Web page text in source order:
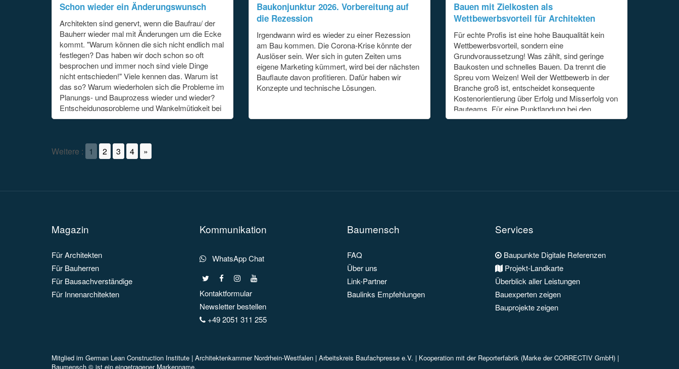
Schon wieder ein Änderungswunsch
Architekten sind genervt, wenn die Baufrau/ der
Bauherr wieder mal mit Änderungen um die Ecke
kommt. "Warum können die sich nicht endlich mal
festlegen? Das haben wir doch schon so oft
besprochen und immer noch sind viele Dinge
nicht entschieden!" Viele kennen das. Warum ist
das so? Warum wiederholen sich die Probleme im
Planungs- und Bauprozess wieder und wieder?
Entscheidungsprobleme und Wankelmütigkeit bei
Bauherren ist ein Ausdruck von Unsicherheit. Es
Baukonjunktur 2026. Vorbereitung auf
die Rezession
Irgendwann wird es wieder zu einer Rezession
am Bau kommen. Die Corona-Krise könnte der
Auslöser sein. Wer sich in guten Zeiten ums
eigene Marketing kümmert, wird bei der nächsten
Bauflaute davon profitieren. Dafür haben wir
Konzepte und technische Lösungen.
Bauen mit Zielkosten als
Wettbewerbsvorteil für Architekten
Für echte Profis ist eine hohe Bauqualität kein
Wettbewerbsvorteil, sondern eine
Grundvoraussetzung! Was zählt, sind geringe
Baukosten und schnelles Bauen. Da trennt die
Spreu vom Weizen! Weil der Wettbewerb in der
Branche groß ist, entscheidet konsequente
Kostenorientierung über Erfolg und Misserfolg von
Bauteams. Für eine Punktlandung bei den
Baukosten ist die Zielkosten-Methode ein der
Weitere : 1 2 3 4 »
Magazin
Für Architekten
Für Bauherren
Für Bausachverständige
Für Innenarchitekten
Kommunikation
WhatsApp Chat
Kontaktformular
Newsletter bestellen
+49 2051 311 255
Baumensch
FAQ
Über uns
Link-Partner
Baulinks Empfehlungen
Services
Baupunkte Digitale Referenzen
Projekt-Landkarte
Überblick aller Leistungen
Bauexperten zeigen
Bauprojekte zeigen
Mitglied im German Lean Construction Institute | Architektenkammer Nordrhein-Westfalen | Arbeitskreis Baufachpresse e.V. | Kooperation mit der Reporterfabrik (Marke der CORRECTIV GmbH) |
Baumensch © ist ein eingetragener Markenname.